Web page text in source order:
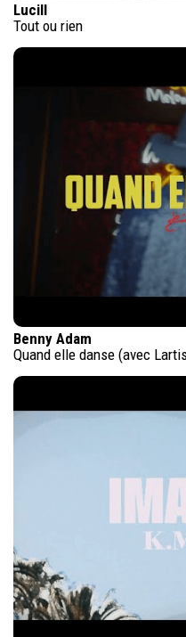
Lucill
Tout ou rien
Benny Adam
Quand elle danse (avec